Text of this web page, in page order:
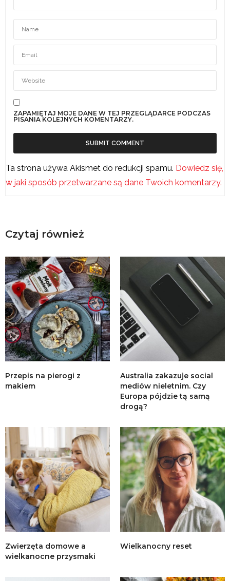
ZAPAMIĘTAJ MOJE DANE W TEJ PRZEGLĄDARCE PODCZAS
PISANIA KOLEJNYCH KOMENTARZY.
Ta strona używa Akismet do redukcji spamu. Dowiedz się,
w jaki sposób przetwarzane są dane Twoich komentarzy.
Czytaj również
Przepis na pierogi z
makiem
Australia zakazuje social
mediów nieletnim. Czy
Europa pójdzie tą samą
drogą?
Zwierzęta domowe a
wielkanocne przysmaki
Wielkanocny reset